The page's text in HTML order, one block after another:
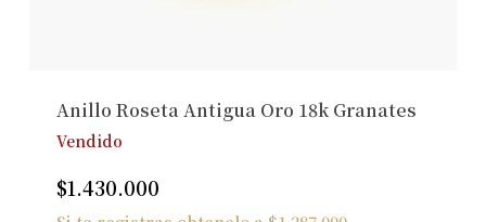
Anillo Roseta Antigua Oro 18k Granates
Vendido
$1.430.000